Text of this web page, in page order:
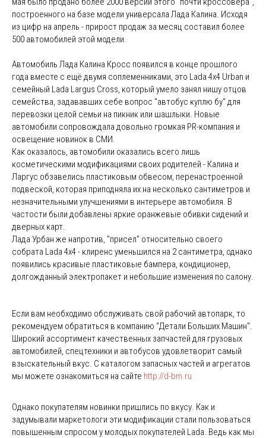
построенного на базе модели универсала Лада Калина. Исходя
из цифр на апрель - прирост продаж за месяц составил более
500 автомобилей этой модели.
Автомобиль Лада Калина Кросс появился в конце прошлого
года вместе с ещё двумя соплеменниками, это Lada 4x4 Urban и
семейный Lada Largus Cross, который умело занял нишу отцов
семейства, задававших себе вопрос "автобус куплю бу" для
перевозки целой семьи на пикник или шашлыки. Новые
автомобили сопровождала довольно громкая PR-компания и
освещение новинок в СМИ.
Как оказалось, автомобили оказались всего лишь
косметическими модификациями своих родителей - Калина и
Ларгус обзавелись пластиковым обвесом, перенастроенной
подвеской, которая приподняла их на несколько сантиметров и
незначительными улучшениями в интерьере автомобиля. В
частости были добавлены яркие оранжевые обивки сидений и
дверных карт.
Лада Урбан же напротив, "присел" относительно своего
собрата Lada 4x4 - клиренс уменьшился на 2 сантиметра, однако
появились красивые пластиковые бампера, кондиционер,
долгожданный электропакет и небольшие изменения по салону.
Если вам необходимо обслуживать свой рабочий автопарк, то
рекомендуем обратиться в компанию "Детали Больших Машин".
Широкий ассортимент качественных запчастей для грузовых
автомобилей, спецтехники и автобусов удовлетворит самый
взыскательный вкус. С каталогом запасных частей и агрегатов
мы можете ознакомиться на сайте http://d-bm.ru
Однако покупателям новинки пришлись по вкусу. Как и
задумывали маркетологи эти модификации стали пользоваться
повышенным спросом у молодых покупателей Lada. Ведь как мы